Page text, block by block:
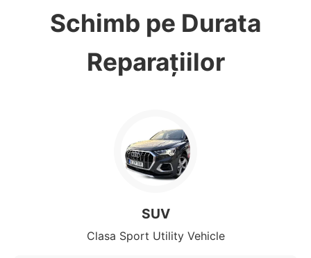
Schimb pe Durata
Reparațiilor
SUV
Clasa Sport Utility Vehicle